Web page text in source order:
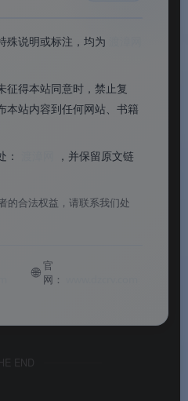
相片大师
：从基本调整到高级图层合
像细节
殊说明或标注，均为
征得本站同意时，禁止复
本站内容到任何网站、书籍
：
，并保留原文链
的合法权益，请联系我们处
🌐官
网：
END